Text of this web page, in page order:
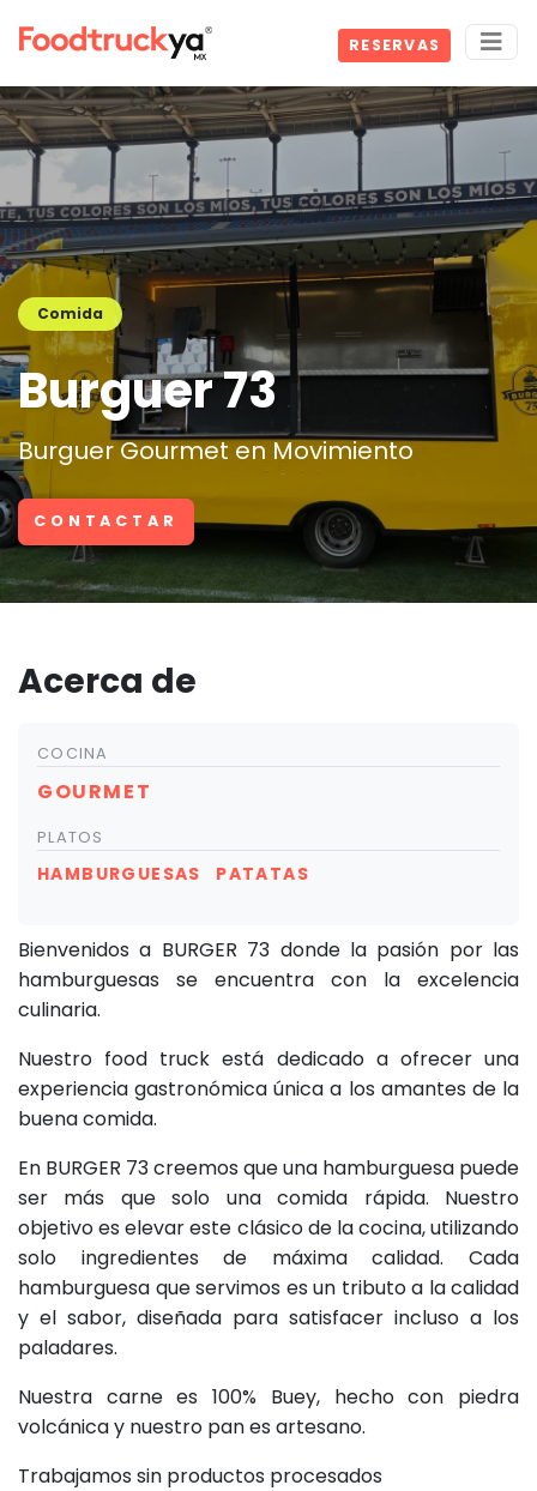
RESERVAS
Comida
Burguer 73
Burguer Gourmet en Movimiento
CONTACTAR
Acerca de
COCINA
GOURMET
PLATOS
HAMBURGUESAS PATATAS
Bienvenidos a BURGER 73 donde la pasión por las
hamburguesas se encuentra con la excelencia
culinaria.
Nuestro food truck está dedicado a ofrecer una
experiencia gastronómica única a los amantes de la
buena comida.
En BURGER 73 creemos que una hamburguesa puede
ser más que solo una comida rápida. Nuestro
objetivo es elevar este clásico de la cocina, utilizando
solo ingredientes de máxima calidad. Cada
hamburguesa que servimos es un tributo a la calidad
y el sabor, diseñada para satisfacer incluso a los
paladares.
Nuestra carne es 100% Buey, hecho con piedra
volcánica y nuestro pan es artesano.
Trabajamos sin productos procesados